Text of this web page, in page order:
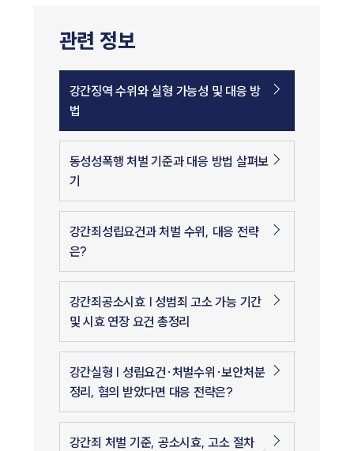
관련 정보
강간징역 수위와 실형 가능성 및 대응 방
법
동성성폭행 처벌 기준과 대응 방법 살펴보
기
강간죄성립요건과 처벌 수위, 대응 전략
은?
강간죄공소시효 | 성범죄 고소 가능 기간
및 시효 연장 요건 총정리
강간실형 | 성립요건·처벌수위·보안처분
정리, 혐의 받았다면 대응 전략은?
강간죄 처벌 기준, 공소시효, 고소 절차